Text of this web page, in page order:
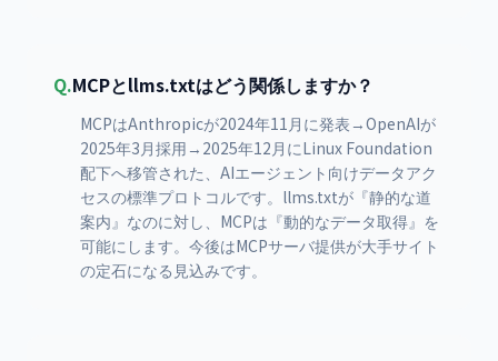
Q.MCPとllms.txtはどう関係しますか？
MCPはAnthropicが2024年11月に発表→OpenAIが
2025年3月採用→2025年12月にLinux Foundation
配下へ移管された、AIエージェント向けデータアク
セスの標準プロトコルです。llms.txtが『静的な道
案内』なのに対し、MCPは『動的なデータ取得』を
可能にします。今後はMCPサーバ提供が大手サイト
の定石になる見込みです。